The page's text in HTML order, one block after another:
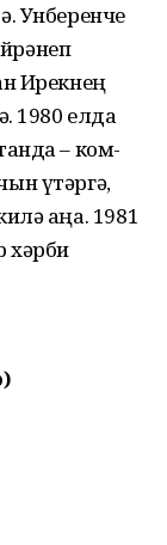
Унберенче
Ирекнең
1980 елда
– ком-
үтәргә,
аңа. 1981
хәрби